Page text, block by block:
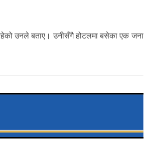
उनले बताए। उनीसँगै होटलमा बसेका एक जना